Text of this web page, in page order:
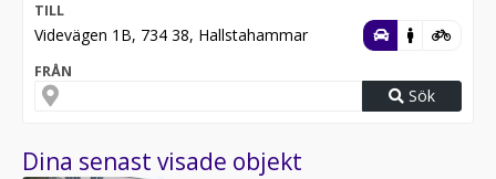
TILL
Videvägen 1B, 734 38, Hallstahammar
FRÅN
Sök
Dina senast visade objekt